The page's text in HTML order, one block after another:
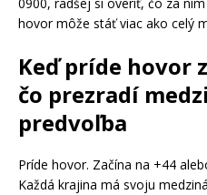
hovor môže stáť viac ako celý
Keď príde hovor
čo prezradí
predvoľba
Príde hovor. Začína na +44
Každá krajina má svoju